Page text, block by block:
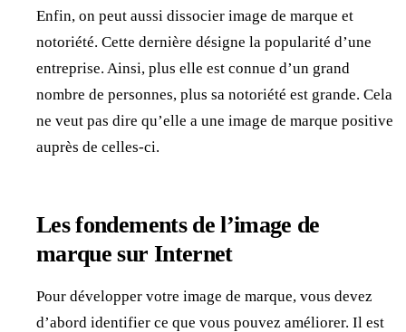
Enfin, on peut aussi dissocier image de marque et
notoriété. Cette dernière désigne la popularité d’une
entreprise. Ainsi, plus elle est connue d’un grand
nombre de personnes, plus sa notoriété est grande. Cela
ne veut pas dire qu’elle a une image de marque positive
auprès de celles-ci.
Les fondements de l’image de
marque sur Internet
Pour développer votre image de marque, vous devez
d’abord identifier ce que vous pouvez améliorer. Il est